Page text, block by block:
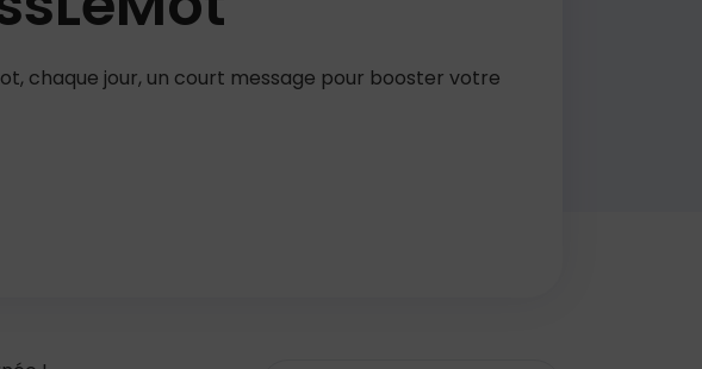
chaque jour, un court message pour booster votre